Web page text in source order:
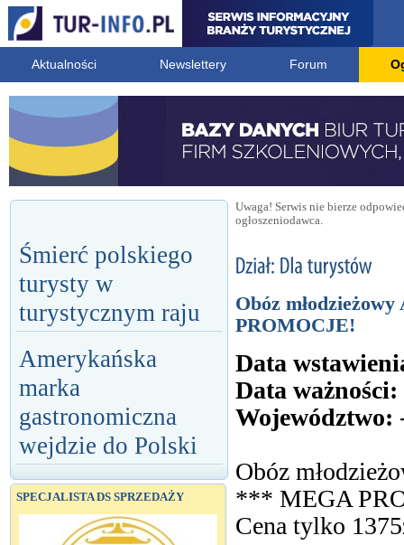
Aktualności Newslettery Forum
Śmierć polskiego
turysty w
turystycznym raju
Amerykańska
marka
gastronomiczna
wejdzie do Polski
SPECJALISTA DS SPRZEDAŻY
Uwaga! Serwis nie bierze
ogłoszeniodawca.
Obóz
PROMOCJE!
Data
Data ważności:
Województwo:
Obóz
*** MEGA
Cena tylko